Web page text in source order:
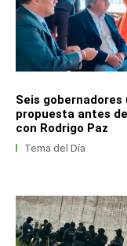
Seis gobernadores
propuesta antes
con Rodrigo Paz
Tema del Día